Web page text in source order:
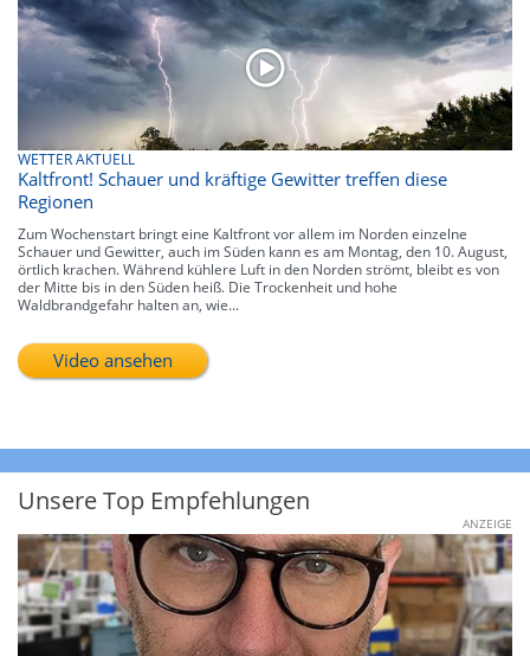
WETTER AKTUELL
Kaltfront! Schauer und kräftige Gewitter treffen diese
Regionen
Zum Wochenstart bringt eine Kaltfront vor allem im Norden einzelne
Schauer und Gewitter, auch im Süden kann es am Montag, den 10. August,
örtlich krachen. Während kühlere Luft in den Norden strömt, bleibt es von
der Mitte bis in den Süden heiß. Die Trockenheit und hohe
Waldbrandgefahr halten an, wie...
Video ansehen
Unsere Top Empfehlungen
ANZEIGE